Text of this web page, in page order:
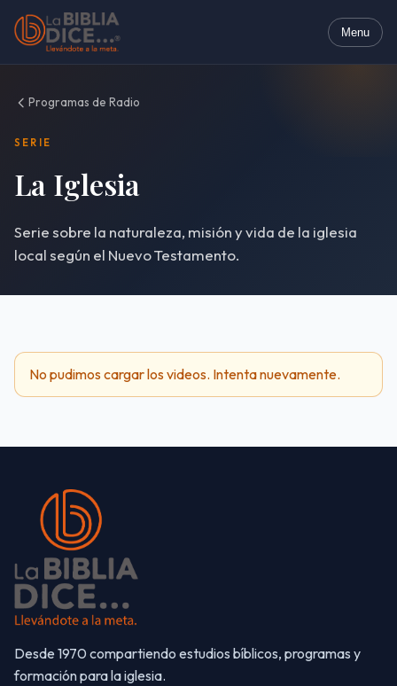
Menu
Programas de Radio
SERIE
La Iglesia
Serie sobre la naturaleza, misión y vida de la iglesia
local según el Nuevo Testamento.
No pudimos cargar los videos. Intenta nuevamente.
Desde 1970 compartiendo estudios bíblicos, programas y
formación para la iglesia.